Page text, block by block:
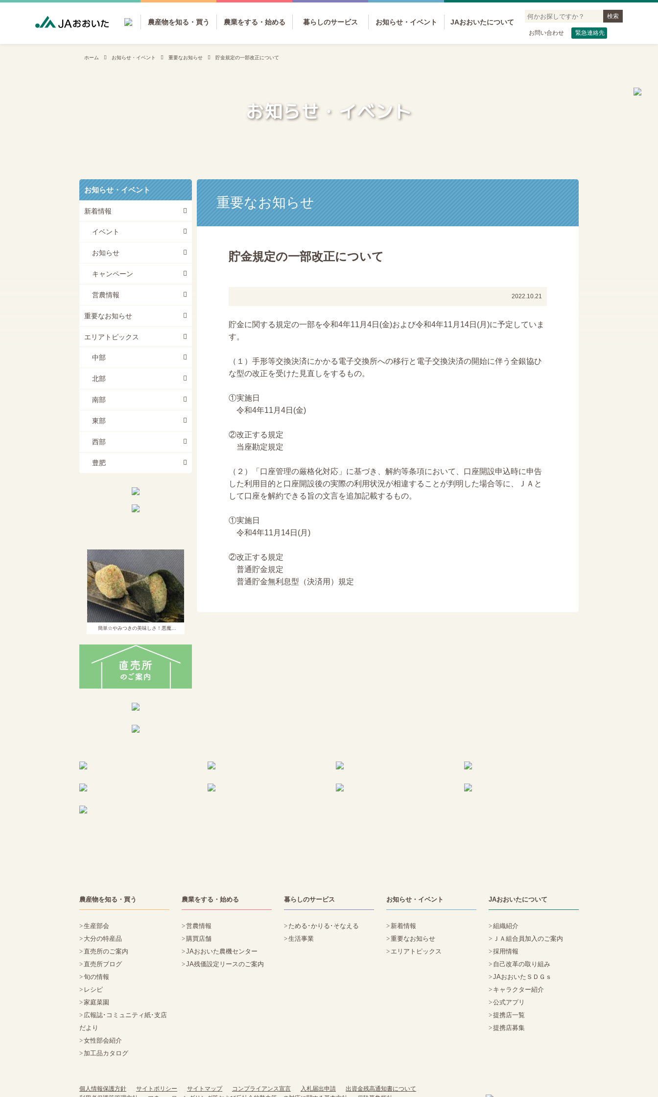
農産物を知る・買う 農業をする・始める 暮らしのサービス お知らせ・イベント JAおおいたについて
お問い合わせ 緊急連絡先
ホーム お知らせ・イベント 重要なお知らせ 貯金規定の一部改正について
お知らせ・イベント
お知らせ・イベント
新着情報
イベント
お知らせ
キャンペーン
営農情報
重要なお知らせ
エリアトピックス
中部
北部
南部
東部
西部
豊肥
簡単☆やみつきの美味しさ！悪魔…
重要なお知らせ
貯金規定の一部改正について
2022.10.21
貯金に関する規定の一部を令和4年11月4日(金)および令和4年11月14日(月)に予定していま
す。
（１）手形等交換決済にかかる電子交換所への移行と電子交換決済の開始に伴う全銀協ひ
な型の改正を受けた見直しをするもの。
①実施日
令和4年11月4日(金)
②改正する規定
当座勘定規定
（２）「口座管理の厳格化対応」に基づき、解約等条項において、口座開設申込時に申告
した利用目的と口座開設後の実際の利用状況が相違することが判明した場合等に、ＪＡと
して口座を解約できる旨の文言を追加記載するもの。
①実施日
令和4年11月14日(月)
②改正する規定
普通貯金規定
普通貯金無利息型（決済用）規定
農産物を知る・買う
生産部会
大分の特産品
直売所のご案内
直売所ブログ
旬の情報
レシピ
家庭菜園
広報誌･コミュニティ紙･支店
だより
女性部会紹介
加工品カタログ
農業をする・始める
営農情報
購買店舗
JAおおいた農機センター
JA残価設定リースのご案内
暮らしのサービス
ためる･かりる･そなえる
生活事業
お知らせ・イベント
新着情報
重要なお知らせ
エリアトピックス
JAおおいたについて
組織紹介
ＪＡ組合員加入のご案内
採用情報
自己改革の取り組み
JAおおいたＳＤＧｓ
キャラクター紹介
公式アプリ
提携店一覧
提携店募集
個人情報保護方針 サイトポリシー サイトマップ コンプライアンス宣言 入札届出申請
出資金残高通知書について